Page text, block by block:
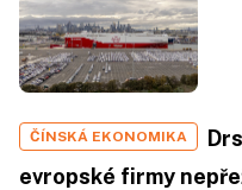
ČÍNSKÁ EKONOMIKA
evropské firmy